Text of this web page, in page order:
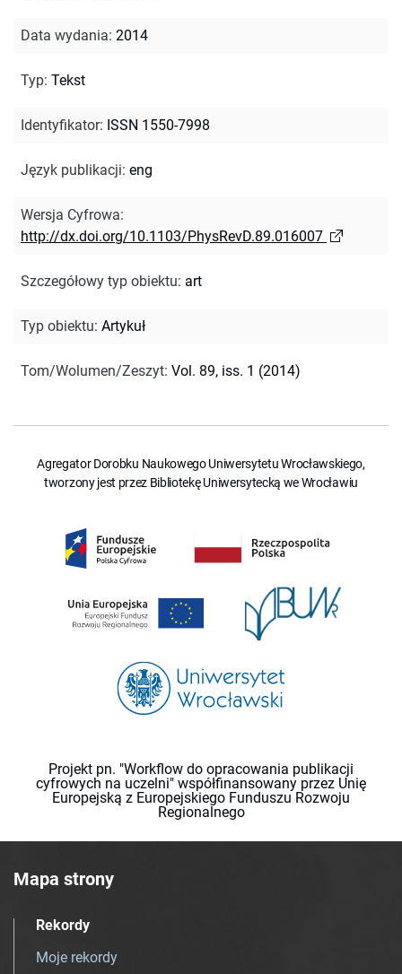
Data wydania: 2014
Typ: Tekst
Identyfikator: ISSN 1550-7998
Język publikacji: eng
Wersja Cyfrowa:
http://dx.doi.org/10.1103/PhysRevD.89.016007
Szczegółowy typ obiektu: art
Typ obiektu: Artykuł
Tom/Wolumen/Zeszyt: Vol. 89, iss. 1 (2014)
Agregator Dorobku Naukowego Uniwersytetu Wrocławskiego,
tworzony jest przez Bibliotekę Uniwersytecką we Wrocławiu
Projekt pn. "Workflow do opracowania publikacji
cyfrowych na uczelni" współfinansowany przez Unię
Europejską z Europejskiego Funduszu Rozwoju
Regionalnego
Mapa strony
Rekordy
Moje rekordy